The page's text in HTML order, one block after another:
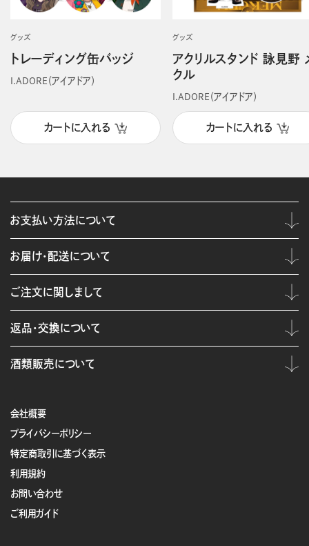
グッズ
トレーディング缶バッジ
I.ADORE（アイアドア）
カートに入れる
グッズ
アクリルスタンド 詠見野
クル
I.ADORE（アイアドア）
カートに入れる
会社概要
プライバシーポリシー
特定商取引に基づく表示
利用規約
お問い合わせ
ご利用ガイド
お支払い方法について
お届け・配送について
ご注文に関しまして
返品・交換について
酒類販売について